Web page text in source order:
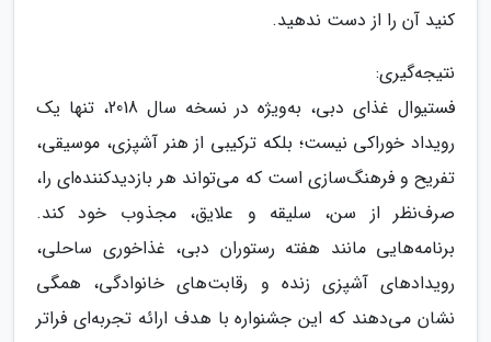
کنید آن را از دست ندهید.
نتیجه‌گیری:
فستیوال غذای دبی، به‌ویژه در نسخه سال 2018، تنها یک
رویداد خوراکی نیست؛ بلکه ترکیبی از هنر آشپزی، موسیقی،
تفریح و فرهنگ‌سازی است که می‌تواند هر بازدیدکننده‌ای را،
صرف‌نظر از سن، سلیقه و علایق، مجذوب خود کند.
برنامه‌هایی مانند هفته رستوران دبی، غذاخوری ساحلی،
رویدادهای آشپزی زنده و رقابت‌های خانوادگی، همگی
نشان می‌دهند که این جشنواره با هدف ارائه تجربه‌ای فراتر